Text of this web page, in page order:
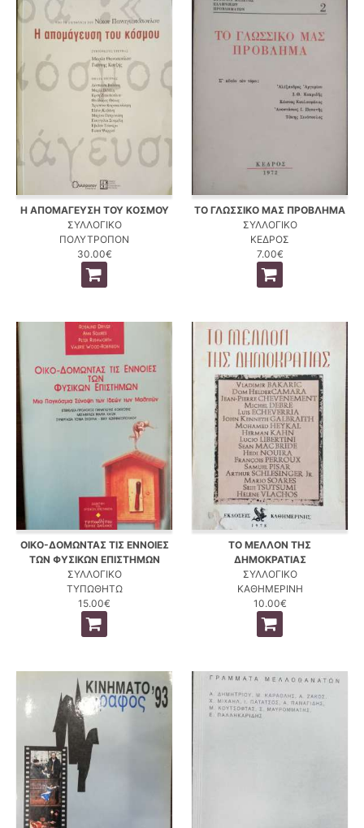
Η ΑΠΟΜΑΓΕΥΣΗ ΤΟΥ ΚΟΣΜΟΥ
ΣΥΛΛΟΓΙΚΟ
ΠΟΛΥΤΡΟΠΟΝ
30.00€
ΤΟ ΓΛΩΣΣΙΚΟ ΜΑΣ ΠΡΟΒΛΗΜΑ
ΣΥΛΛΟΓΙΚΟ
ΚΕΔΡΟΣ
7.00€
ΟΙΚΟ-ΔΟΜΩΝΤΑΣ ΤΙΣ ΕΝΝΟΙΕΣ
ΤΩΝ ΦΥΣΙΚΩΝ ΕΠΙΣΤΗΜΩΝ
ΣΥΛΛΟΓΙΚΟ
ΤΥΠΩΘΗΤΩ
15.00€
ΤΟ ΜΕΛΛΟΝ ΤΗΣ
ΔΗΜΟΚΡΑΤΙΑΣ
ΣΥΛΛΟΓΙΚΟ
ΚΑΘΗΜΕΡΙΝΗ
10.00€